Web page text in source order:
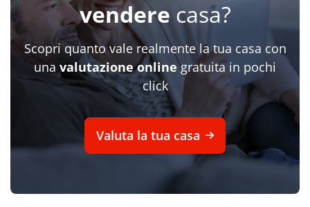
vendere casa?
Scopri quanto vale realmente la tua casa con
una valutazione onlinegratuita in pochi
click
Valuta la tua casa